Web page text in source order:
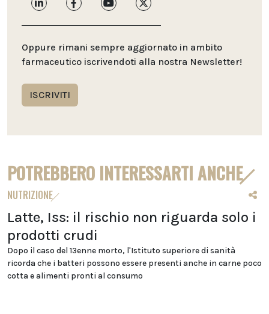
Oppure rimani sempre aggiornato in ambito
farmaceutico iscrivendoti alla nostra Newsletter!
ISCRIVITI
POTREBBERO INTERESSARTI ANCHE
NUTRIZIONE
Latte, Iss: il rischio non riguarda solo i
prodotti crudi
Dopo il caso del 13enne morto, l'Istituto superiore di sanità
ricorda che i batteri possono essere presenti anche in carne poco
cotta e alimenti pronti al consumo